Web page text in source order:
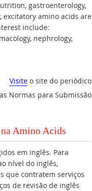
gastroenterology,
excitatory amino acids are
include:
nephrology,
Visite o site do periódico
Normas para Submissão
Amino Acids
em inglês. Para
nível do inglês,
que contratem serviços
de revisão de inglês